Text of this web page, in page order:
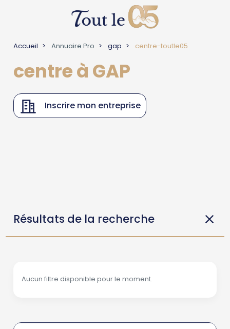
Accueil Annuaire Pro gap centre-toutle05
centre à GAP
Inscrire mon entreprise
Résultats de la recherche
Aucun filtre disponible pour le moment.